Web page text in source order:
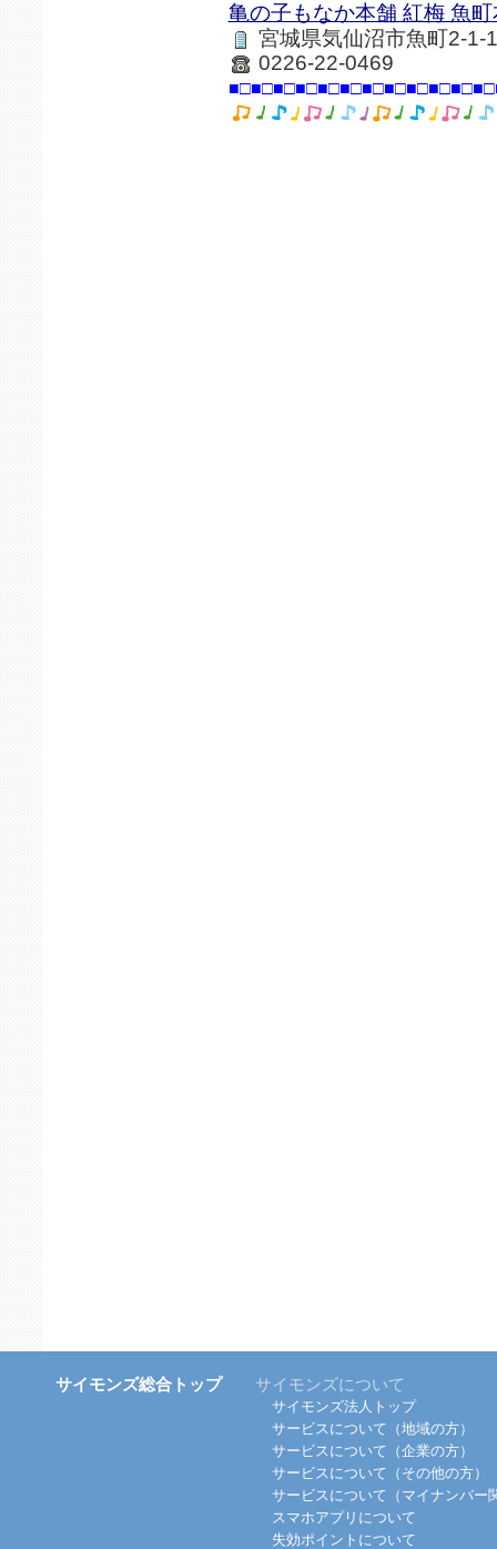
亀の子もなか本舗 紅梅 魚町
宮城県気仙沼市魚町2-1-
0226-22-0469
サイモンズ総合トップ サイモンズについて
サイモンズ法人トップ
サービスについて（地域の方）
サービスについて（企業の方）
サービスについて（その他の方）
サービスについて（マイナンバー
スマホアプリについて
失効ポイントについて